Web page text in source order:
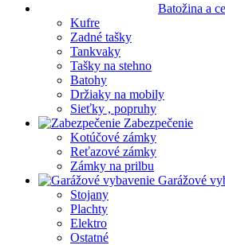
Batožina a
Kufre
Zadné tašky
Tankvaky
Tašky na stehno
Batohy
Držiaky na mobily
Sieťky , popruhy
Zabezpečenie
Kotúčové zámky
Reťazové zámky
Zámky na prilbu
Garážové
Stojany
Plachty
Elektro
Ostatné